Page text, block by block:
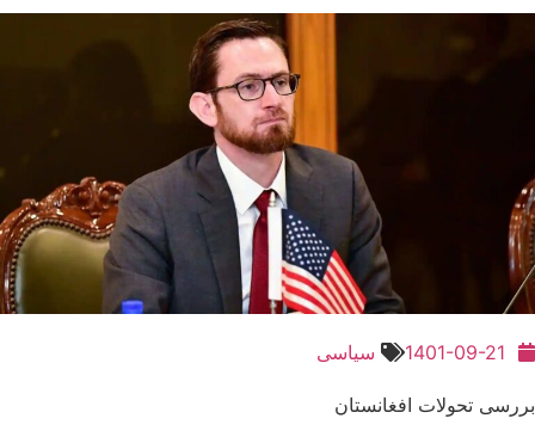
1401-09-21 سیاسی
بررسی تحولات افغانستان